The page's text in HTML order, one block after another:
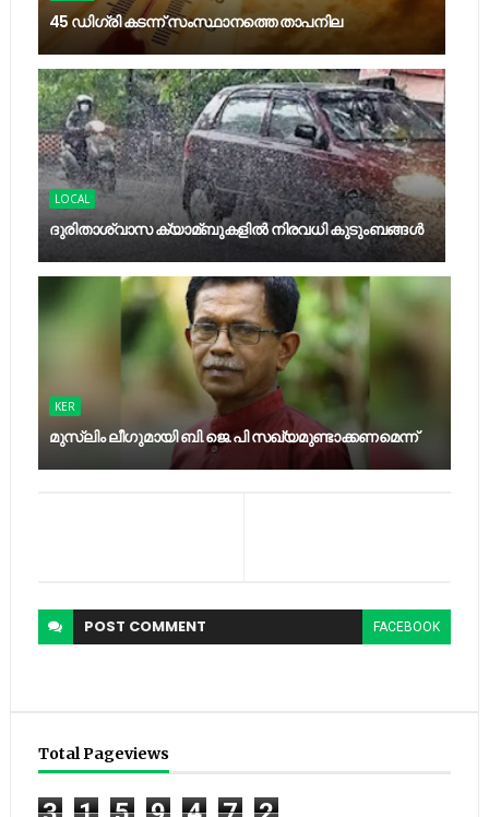
45 ഡിഗ്രി കടന്ന് സംസ്ഥാനത്തെ താപനില
LOCAL
ദുരിതാശ്വാസ ക്യാമ്ബുകളിൽ നിരവധി കുടുംബങ്ങൾ
KER
മുസ്‍ലിം ലീഗുമായി ബി.ജെ.പി സഖ്യമുണ്ടാക്കണമെന്ന്
POST COMMENT FACEBOOK
Total Pageviews